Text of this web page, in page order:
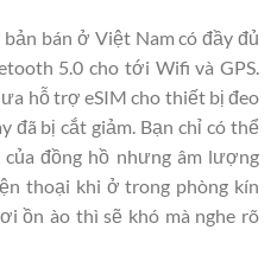
bán ở Việt Nam có đầy đủ
5.0 cho tới Wifi và GPS.
hỗ trợ eSIM cho thiết bị đeo
đã bị cắt giảm. Bạn chỉ có thể
của đồng hồ nhưng âm lượng
thoại khi ở trong phòng kín
ồn ào thì sẽ khó mà nghe rõ